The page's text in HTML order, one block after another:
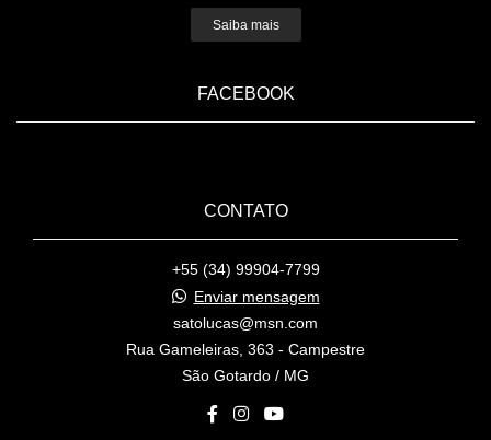
Saiba mais
FACEBOOK
CONTATO
+55 (34) 99904-7799
Enviar mensagem
satolucas@msn.com
Rua Gameleiras, 363 - Campestre
São Gotardo / MG